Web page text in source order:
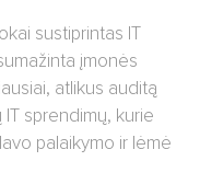
sustiprintas IT
įmonės
atlikus auditą
sprendimų, kurie
palaikymo ir lėmė